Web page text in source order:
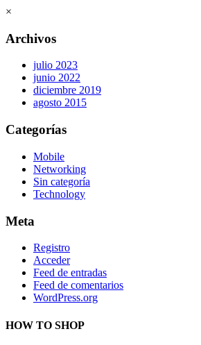
×
Archivos
julio 2023
junio 2022
diciembre 2019
agosto 2015
Categorías
Mobile
Networking
Sin categoría
Technology
Meta
Registro
Acceder
Feed de entradas
Feed de comentarios
WordPress.org
HOW TO SHOP